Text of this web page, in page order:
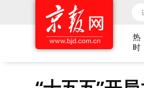
热
时